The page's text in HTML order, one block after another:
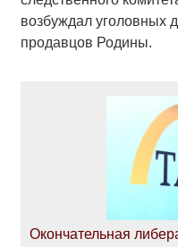
возбуждал уголовных
продавцов Родины.
Окончательная